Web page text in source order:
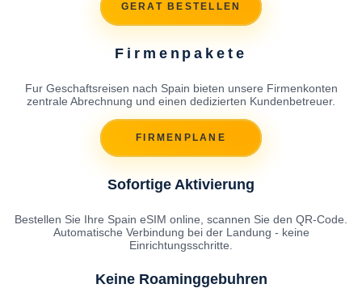
GERAT BESTELLEN
Firmenpakete
Fur Geschaftsreisen nach Spain bieten unsere Firmenkonten
zentrale Abrechnung und einen dedizierten Kundenbetreuer.
FIRMENPLANE
Sofortige Aktivierung
Bestellen Sie Ihre Spain eSIM online, scannen Sie den QR-Code.
Automatische Verbindung bei der Landung - keine
Einrichtungsschritte.
Keine Roaminggebuhren